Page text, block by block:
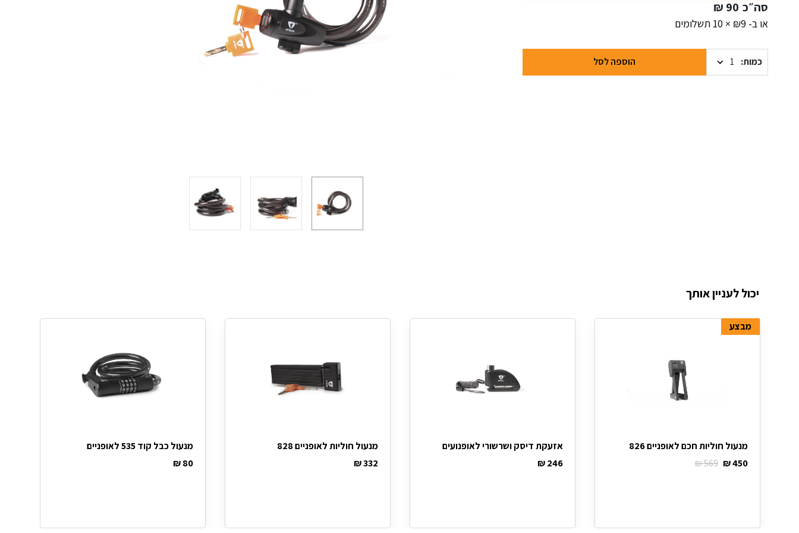
₪ 90 סה״כ
או ב- ₪9 × 10 תשלומים
הוספה לסל
יכול לעניין אותך
מבצע
מנעול חוליות חכם לאופניים 826
₪569 ₪450
אזעקת דיסק ושרשורי לאופנועים
₪246
מנעול חוליות לאופניים 828
₪332
מנעול כבל קוד 535 לאופניים
₪80